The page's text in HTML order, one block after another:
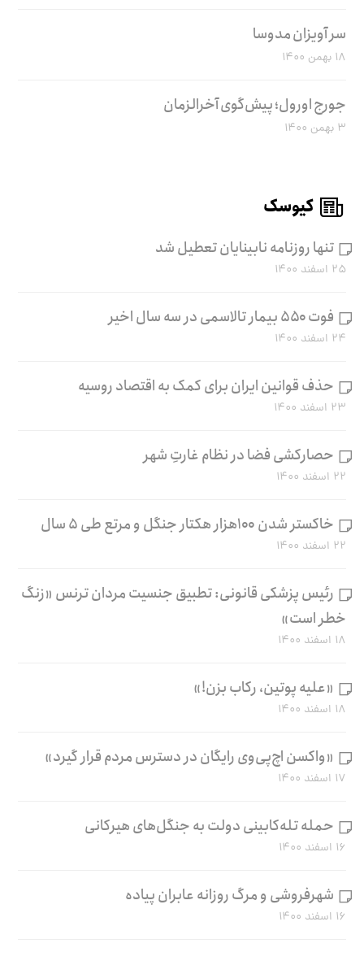
سر آویزان مدوسا
۱۸ بهمن ۱۴۰۰
جورج اورول؛ پیش‌گوی آخرالزمان
۳ بهمن ۱۴۰۰
کیوسک
تنها روزنامه نابینایان تعطیل شد
۲۵ اسفند ۱۴۰۰
فوت ۵۵۰ بیمار تالاسمی در سه سال اخیر
۲۴ اسفند ۱۴۰۰
حذف قوانین ایران برای کمک به اقتصاد روسیه
۲۳ اسفند ۱۴۰۰
حصارکشی فضا در نظام غارتِ شهر
۲۲ اسفند ۱۴۰۰
خاکستر شدن ۱۰۰هزار هکتار جنگل و مرتع طی ۵ سال
۲۲ اسفند ۱۴۰۰
رئیس پزشکی قانونی: تطبیق جنسیت مردان ترنس «زنگ
خطر است»
۱۸ اسفند ۱۴۰۰
«علیه پوتین، رکاب بزن!»
۱۸ اسفند ۱۴۰۰
«واکسن اچ‌پی‌وی رایگان در دسترس مردم قرار گیرد»
۱۷ اسفند ۱۴۰۰
حمله تله‌کابینی دولت به جنگل‌های هیرکانی
۱۶ اسفند ۱۴۰۰
شهرفروشی و مرگ روزانه عابران پیاده
۱۶ اسفند ۱۴۰۰